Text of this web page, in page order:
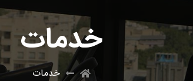
خدمات
خدمات